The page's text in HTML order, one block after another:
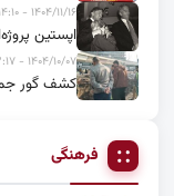
۱۴۰۴/۱۱/۱۶ - ۱۴:۱۰
اپستین
۱۴۰۴/۱۰/۰۷ - ۱۲:۱۷
کشف گور
فرهنگی